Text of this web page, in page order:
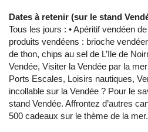
Dates à retenir (sur le stand
Tous les jours : • Apéritif vendéen
produits vendéens : brioche
de thon, chips au sel de L’Ile de
Vendée, Visiter la Vendée par la
Ports Escales, Loisirs nautiques,
incollable sur la Vendée ? Pour le
stand Vendée. Affrontez d’autres
500 cadeaux sur le thème de la mer.